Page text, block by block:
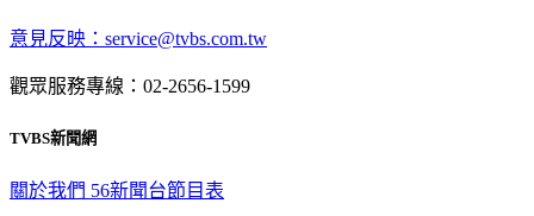
意見反映：service@tvbs.com.tw
觀眾服務專線：02-2656-1599
TVBS新聞網
關於我們 56新聞台節目表